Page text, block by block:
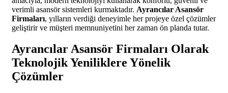
verimli asansör sistemleri kurmaktadır. Ayrancılar Asansör
Firmaları, yılların verdiği deneyimle her projeye özel çözümler
geliştirir ve müşteri memnuniyetini her zaman ön planda tutar.
Ayrancılar Asansör Firmaları Olarak
Teknolojik Yeniliklere Yönelik
Çözümler